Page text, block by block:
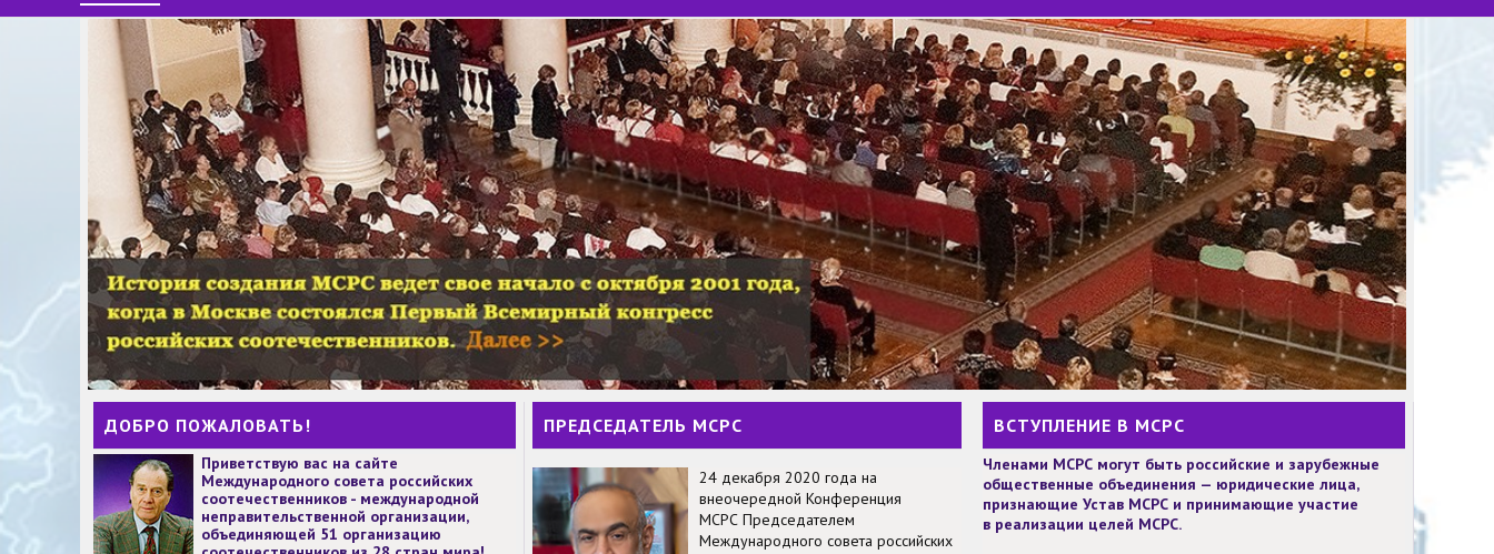
ДОБРО ПОЖАЛОВАТЬ!
Приветствую вас на сайте
Международного совета российских
соотечественников - международной
неправительственной организации,
объединяющей 51 организацию
ПРЕДСЕДАТЕЛЬ МСРС
24 декабря 2020 года на
внеочередной Конференция
МСРС Председателем
Международного совета российских
ВСТУПЛЕНИЕ В МСРС
Членами МСРС могут быть российские и зарубежные
общественные объединения — юридические лица,
признающие Устав МСРС и принимающие участие
в реализации целей МСРС.